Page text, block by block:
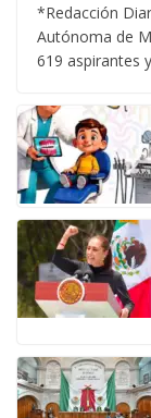
*Redacción
Autónoma de
619 aspirantes